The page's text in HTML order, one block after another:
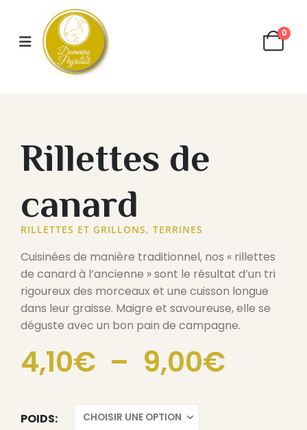
0
Rillettes de
canard
RILLETTES ET GRILLONS, TERRINES
Cuisinées de manière traditionnel, nos « rillettes
de canard à l’ancienne » sont le résultat d’un tri
rigoureux des morceaux et une cuisson longue
dans leur graisse. Maigre et savoureuse, elle se
déguste avec un bon pain de campagne.
4,10€ – 9,00€
POIDS